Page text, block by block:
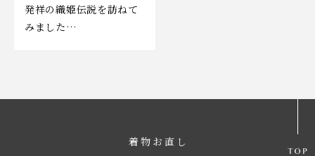
発祥の織姫伝説を訪ねて
みました…
着物お直し